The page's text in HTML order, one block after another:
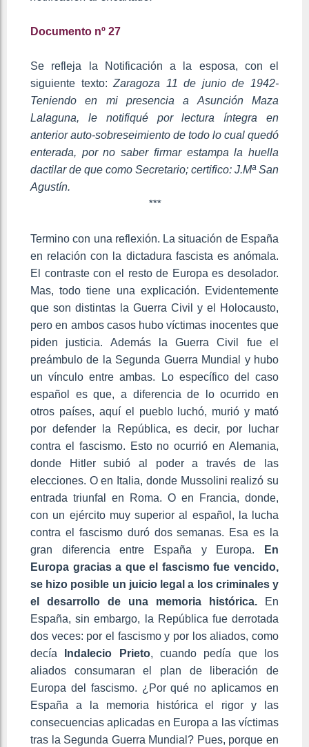
Documento nº 27
Se refleja la Notificación a la esposa, con el
siguiente texto:Zaragoza 11 de junio de 1942-
Teniendo en mi presencia a Asunción Maza
Lalaguna, le notifiqué por lectura íntegra en
anterior auto-sobreseimiento de todo lo cual quedó
enterada, por no saber firmar estampa la huella
dactilar de que como Secretario; certifico: J.Mª San
Agustín.
***
Termino con una reflexión. La situación de España
en relación con la dictadura fascista es anómala.
El contraste con el resto de Europa es desolador.
Mas, todo tiene una explicación. Evidentemente
que son distintas la Guerra Civil y el Holocausto,
pero en ambos casos hubo víctimas inocentes que
piden justicia. Además la Guerra Civil fue el
preámbulo de la Segunda Guerra Mundial y hubo
un vínculo entre ambas. Lo específico del caso
español es que, a diferencia de lo ocurrido en
otros países, aquí el pueblo luchó, murió y mató
por defender la República, es decir, por luchar
contra el fascismo. Esto no ocurrió en Alemania,
donde Hitler subió al poder a través de las
elecciones. O en Italia, donde Mussolini realizó su
entrada triunfal en Roma. O en Francia, donde,
con un ejército muy superior al español, la lucha
contra el fascismo duró dos semanas. Esa es la
gran diferencia entre España y Europa.
En
Europa gracias a que el fascismo fue vencido,
se hizo posible un juicio legal a los criminales y
el desarrollo de una memoria histórica. En
España, sin embargo, la República fue derrotada
dos veces: por el fascismo y por los aliados, como
decía
Indalecio Prieto, cuando pedía que los
aliados consumaran el plan de liberación de
Europa del fascismo. ¿Por qué no aplicamos en
España a la memoria histórica el rigor y las
consecuencias aplicadas en Europa a las víctimas
tras la Segunda Guerra Mundial? Pues, porque en